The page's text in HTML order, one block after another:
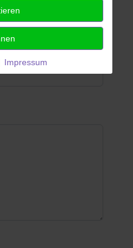
sie nutzen (siehe
Impressum